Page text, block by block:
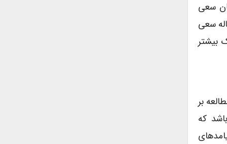
سعی
سعی
بیشتر
بر
می‌باشد که